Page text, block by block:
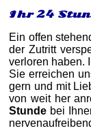
Ihr 24
Ein offen
der Zutritt
verloren haben.
Sie erreichen
gern und mit
von weit her
Stunde bei